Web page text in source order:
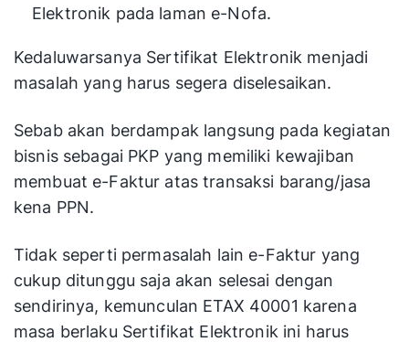
Elektronik pada laman e-Nofa.
Kedaluwarsanya Sertifikat Elektronik menjadi
masalah yang harus segera diselesaikan.
Sebab akan berdampak langsung pada kegiatan
bisnis sebagai PKP yang memiliki kewajiban
membuat e-Faktur atas transaksi barang/jasa
kena PPN.
Tidak seperti permasalah lain e-Faktur yang
cukup ditunggu saja akan selesai dengan
sendirinya, kemunculan ETAX 40001 karena
masa berlaku Sertifikat Elektronik ini harus